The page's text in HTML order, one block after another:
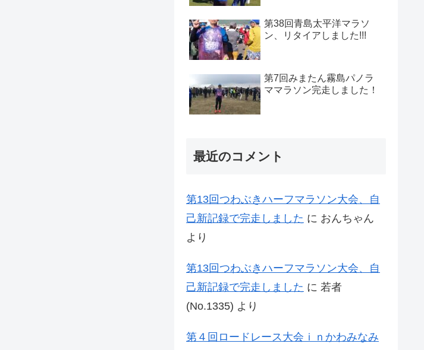
第38回青島太平洋マラソ
ン、リタイアしました!!!
第7回みまたん霧島パノラ
ママラソン完走しました！
最近のコメント
第13回つわぶきハーフマラソン大会、自
己新記録で完走しました に おんちゃん
より
第13回つわぶきハーフマラソン大会、自
己新記録で完走しました に 若者
(No.1335) より
第４回ロードレース大会ｉｎかわみなみ